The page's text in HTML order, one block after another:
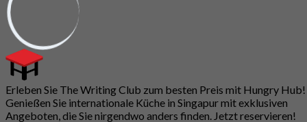
Erleben Sie The Writing Club zum besten Preis mit Hungry Hub!
Genießen Sie internationale Küche in Singapur mit exklusiven
Angeboten, die Sie nirgendwo anders finden. Jetzt reservieren!